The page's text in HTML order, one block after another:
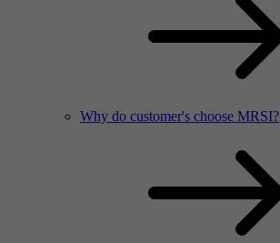
Why do customer's choose MRSI?